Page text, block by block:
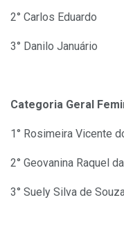
2° Carlos Eduardo
3° Danilo Januário
Categoria Geral
1° Rosimeira Vicente
2° Geovanina Raquel
3° Suely Silva de